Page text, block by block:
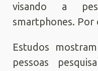
visando a
smartphones. Por
Estudos
pessoas